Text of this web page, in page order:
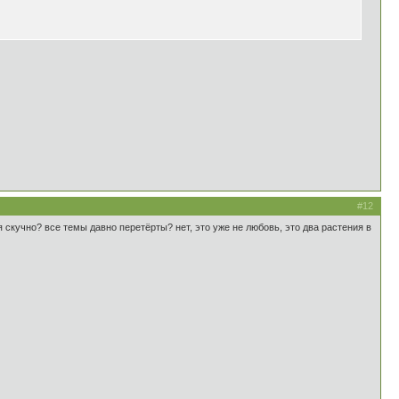
#12
все темы давно перетёрты? нет, это уже не любовь, это два растения в